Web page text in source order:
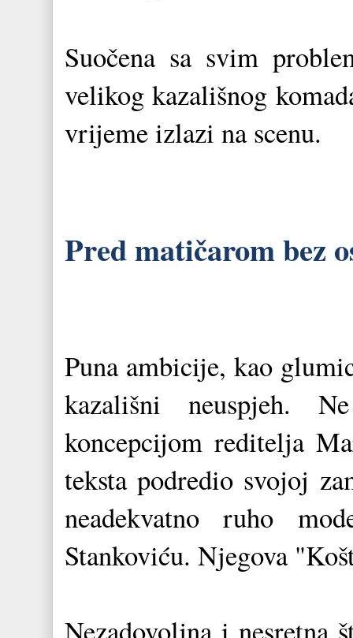
Suočena sa svim
velikog kazališnog
vrijeme izlazi na scenu.
Pred matičarom bez
Puna ambicije, kao
kazališni neuspjeh.
koncepcijom reditelja
teksta podredio svojoj
neadekvatno ruho
Stankoviću. Njegova
Nezadovoljna i nesretna